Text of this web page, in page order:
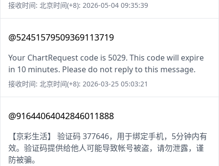
接收时间: 北京时间(+8): 2026-05-04 09:35:39
@52451579509369113719
Your ChartRequest code is 5029. This code will expire
in 10 minutes. Please do not reply to this message.
接收时间: 北京时间(+8): 2026-03-25 05:03:21
@91644064042846011888
【京彩生活】 验证码 377646，用于绑定手机，5分钟内有
效。验证码提供给他人可能导致帐号被盗，请勿泄露，谨
防被骗。